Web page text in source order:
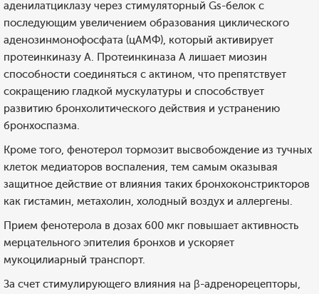
аденилатциклазу через стимуляторный Gs-белок с
последующим увеличением образования циклического
аденозинмонофосфата (цАМФ), который активирует
протеинкиназу А. Протеинкиназа А лишает миозин
способности соединяться с актином, что препятствует
сокращению гладкой мускулатуры и способствует
развитию бронхолитического действия и устранению
бронхоспазма.
Кроме того, фенотерол тормозит высвобождение из тучных
клеток медиаторов воспаления, тем самым оказывая
защитное действие от влияния таких бронхоконстрикторов
как гистамин, метахолин, холодный воздух и аллергены.
Прием фенотерола в дозах 600 мкг повышает активность
мерцательного эпителия бронхов и ускоряет
мукоцилиарный транспорт.
За счет стимулирующего влияния на β-адренорецепторы,